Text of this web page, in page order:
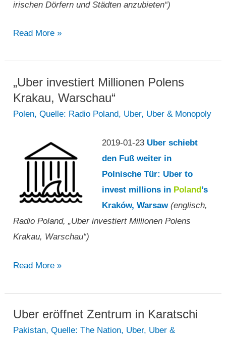
irischen Dörfern und Städten anzubieten“)
„TD
Gespräche
mit
Uber
und
Transport
führen…“
Read More »
„Uber investiert Millionen Polens
Krakau, Warschau“
Polen,Quelle: Radio Poland, Uber, Uber & Monopoly
2019-01-23 Uber schiebt
den Fuß weiter in
Polnische Tür: Uber to
invest millions in Poland ’s
Kraków, Warsaw(englisch,
Radio Poland, „Uber investiert Millionen Polens
Krakau, Warschau“)
„Uber
Millionen
Polens
Krakau,
Read More »
Uber eröffnet Zentrum in Karatschi
Pakistan,Quelle: The Nation, Uber, Uber &